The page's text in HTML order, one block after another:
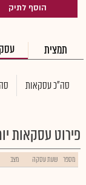
הוסף לתיק
תמצית
סה"כ עסקאות
פירוט עסקאות
מספר שעת עסקה מצב